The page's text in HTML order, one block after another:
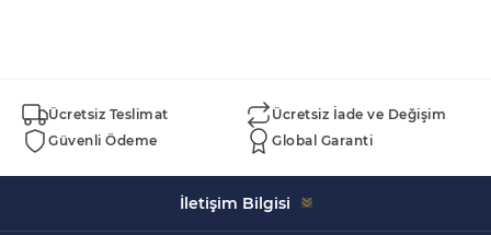
Ücretsiz Teslimat
Ücretsiz İade ve Değişim
Güvenli Ödeme
Global Garanti
İletişim Bilgisi